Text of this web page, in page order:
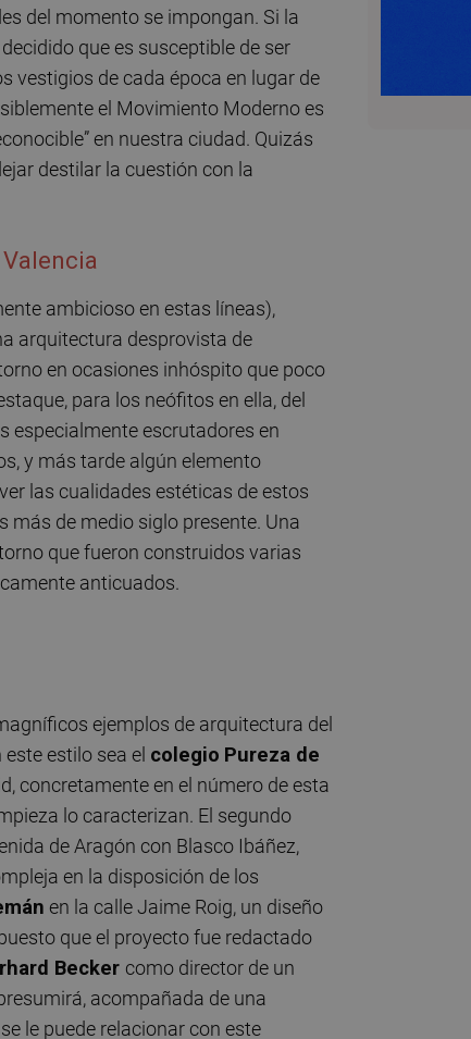
del momento se impongan. Si la
que es susceptible de ser
vestigios de cada época en lugar de
el Movimiento Moderno es
en nuestra ciudad. Quizás
destilar la cuestión con la
ambicioso en estas líneas),
arquitectura desprovista de
en ocasiones inhóspito que poco
para los neófitos en ella, del
especialmente escrutadores en
y más tarde algún elemento
las cualidades estéticas de estos
más de medio siglo presente. Una
que fueron construidos varias
anticuados.
ejemplos de arquitectura del
estilo sea el colegio Pureza de
concretamente en el número de esta
lo caracterizan. El segundo
de Aragón con Blasco Ibáñez,
en la disposición de los
en la calle Jaime Roig, un diseño
que el proyecto fue redactado
Becker como director de un
acompañada de una
le puede relacionar con este